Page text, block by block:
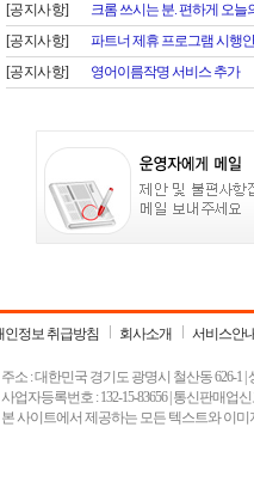
[공지사항]
크롬 쓰시는 분. 편하게 오늘
[공지사항]
파트너 제휴 프로그램 시행
[공지사항]
영어이름작명 서비스 추가
인정보 취급방침 회사소개 서비스안
주소 : 대한민국 경기도 광명시 철산동 626-1 |
사업자등록번호 : 132-15-83656 | 통신판매업
본 사이트에서 제공하는 모든 텍스트와 이